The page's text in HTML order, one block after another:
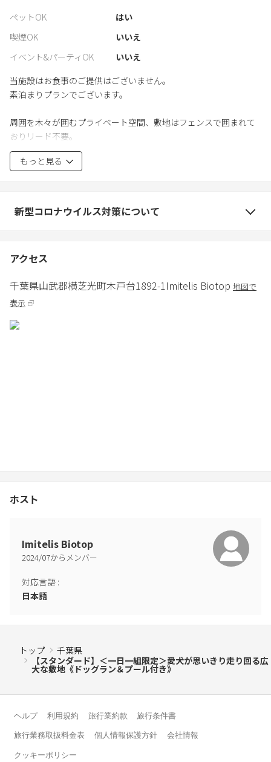
ペットOK
はい
喫煙OK
いいえ
イベント&パーティOK
いいえ
当施設はお食事のご提供はございません。
素泊まりプランでございます。
周囲を木々が囲むプライベート空間、敷地はフェンスで囲まれて
おりリード不要。
ありのままの自然を最大限尊重し、様々な木々や花、昆虫が共存
するビオトープ。
備品を壊してしまったり、部屋を汚してしまった場合に、修理
あらかじめご了承ください。
〇注意事項
・当施設は、躾（しつけ）のできた愛犬とのみお泊りいただける
宿です。
・犬以外の動物はお断りしています。
BBQをご利用いただけます。
バーベキューコンロ、薪、人数分の食器をご準備いたします。
なお、食材はお客様ご自身でご準備いただきますようお願い申し
■追加料金 ：3,000円 (税込)
お支払いは現金に限らせていただきます。
ただいております。
〇チェックインについて
当施設は「セルフチェックインシステム」を導入しております。
もっと見る
新型コロナウイルス対策について
アクセス
千葉県山武郡横芝光町木戸台1892-1Imitelis Biotop 地図で
表示
ホスト
Imitelis Biotop
2024/07からメンバー
対応言語 :
日本語
トップ
千葉県
【スタンダード】＜一日一組限定＞愛犬が思いきり走り回る広
大な敷地《ドッグラン＆プール付き》
ヘルプ 利用規約 旅行業約款 旅行条件書
旅行業務取扱料金表 個人情報保護方針 会社情報
クッキーポリシー